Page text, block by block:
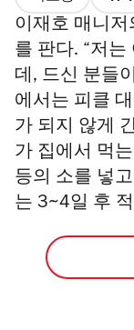
이재호 매니저
를 판다. “저
데, 드신 분들
에서는 피클
가 되지 않게
가 집에서 먹
등의 소를 넣
는 3~4일 후